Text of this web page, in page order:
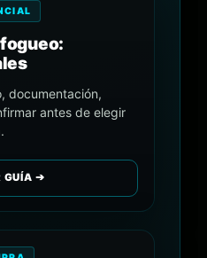
documentación,
antes de elegir
GUÍA ➔